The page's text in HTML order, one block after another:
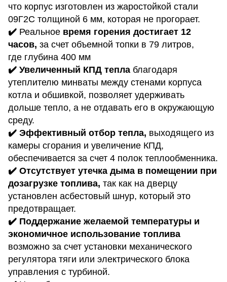
что корпус изготовлен из жаростойкой стали
09Г2С толщиной 6 мм, которая не прогорает.
✔️ Реальное время горения достигает 12
часов, за счет объемной топки в 79 литров,
где глубина 400 мм
✔️ Увеличенный КПД тепла благодаря
утеплителю минваты между стенами корпуса
котла и обшивкой, позволяет удерживать
дольше тепло, а не отдавать его в окружающую
среду.
✔️ Эффективный отбор тепла, выходящего из
камеры сгорания и увеличение КПД,
обеспечивается за счет 4 полок теплообменника.
✔️ Отсутствует утечка дыма в помещении при
дозагрузке топлива, так как на дверцу
установлен асбестовый шнур, который это
предотвращает.
✔️ Поддержание желаемой температуры и
экономичное использование топлива
возможно за счет установки механического
регулятора тяги или электрического блока
управления с турбиной.